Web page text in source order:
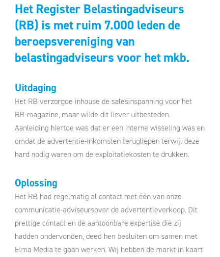
Het Register Belastingadviseurs
(RB) is met ruim 7.000 leden de
beroepsvereniging van
belastingadviseurs voor het mkb.
Uitdaging
Het RB verzorgde inhouse de salesinspanning voor het
RB-magazine, maar wilde dit liever uitbesteden.
Aanleiding hiertoe was dat er een interne wisseling was en
omdat de advertentie-inkomsten terugliepen terwijl deze
hard nodig waren om de exploitatiekosten te drukken.
Oplossing
Het RB had regelmatig al contact met één van onze
communicatie-adviseursover de advertentieverkoop. Dit
prettige contact en de aantoonbare expertise die zij
hadden ondervonden, deed hen besluiten om samen met
Elma Media te gaan werken. Wij hebben de markt in kaart